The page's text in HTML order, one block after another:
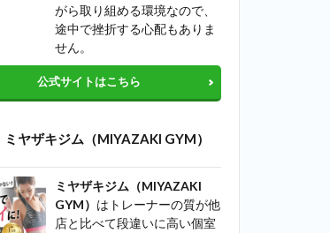
がら取り組める環境なので、
途中で挫折する心配もありま
せん。
公式サイトはこちら
ミヤザキジム（MIYAZAKI GYM）
ミヤザキジム（MIYAZAKI
GYM） はトレーナーの質が他
店と比べて段違いに高い個室